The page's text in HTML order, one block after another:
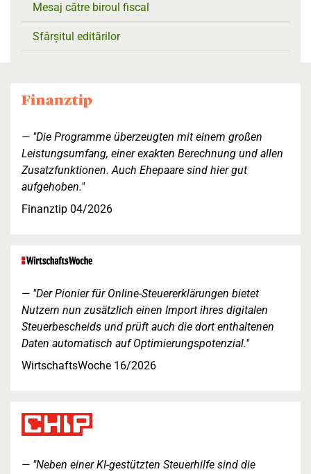
Mesaj către biroul fiscal
Sfârșitul editărilor
"Die Programme überzeugten mit einem großen
Leistungsumfang, einer exakten Berechnung und allen
Zusatzfunktionen. Auch Ehepaare sind hier gut
aufgehoben."
Finanztip 04/2026
"Der Pionier für Online-Steuererklärungen bietet
Nutzern nun zusätzlich einen Import ihres digitalen
Steuerbescheids und prüft auch die dort enthaltenen
Daten automatisch auf Optimierungspotenzial."
WirtschaftsWoche 16/2026
"Neben einer KI-gestützten Steuerhilfe sind die